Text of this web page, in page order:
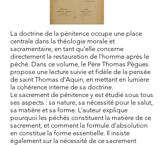
La doctrine de la pénitence occupe une place
centrale dans la théologie morale et
sacramentaire, en tant qu’elle concerne
directement la restauration de l’homme après le
péché. Dans ce volume, le Père Thomas Pègues
propose une lecture suivie et fidèle de la pensée
de saint Thomas d’Aquin, en mettant en lumière
la cohérence interne de sa doctrine.
Le sacrement de pénitence y est étudié sous tous
ses aspects : sa nature, sa nécessité pour le salut,
sa matière et sa forme. L’auteur explique
pourquoi les péchés constituent la matière de ce
sacrement, et comment la formule d’absolution
en constitue la forme essentielle. Il insiste
également sur la nécessité de ce sacrement